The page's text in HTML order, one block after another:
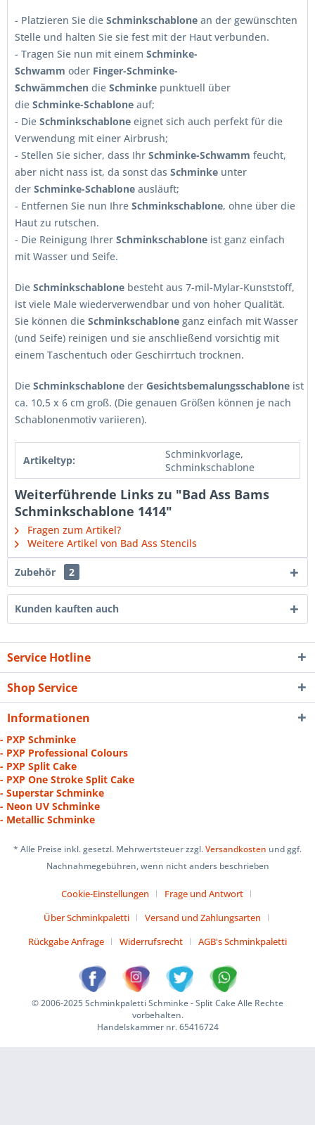
- Platzieren Sie die Schminkschablone an der gewünschten
Stelle und halten Sie sie fest mit der Haut verbunden.
- Tragen Sie nun mit einem Schminke-
Schwamm oder Finger-Schminke-
Schwämmchen die Schminke punktuell über
die Schminke-Schablone auf;
- Die Schminkschablone eignet sich auch perfekt für die
Verwendung mit einer Airbrush;
- Stellen Sie sicher, dass Ihr Schminke-Schwamm feucht,
aber nicht nass ist, da sonst das Schminke unter
der Schminke-Schablone ausläuft;
- Entfernen Sie nun Ihre Schminkschablone, ohne über die
Haut zu rutschen.
- Die Reinigung Ihrer Schminkschablone ist ganz einfach
mit Wasser und Seife.
Die Schminkschablone besteht aus 7-mil-Mylar-Kunststoff,
ist viele Male wiederverwendbar und von hoher Qualität.
Sie können die Schminkschablone ganz einfach mit Wasser
(und Seife) reinigen und sie anschließend vorsichtig mit
einem Taschentuch oder Geschirrtuch trocknen.
Die Schminkschablone der Gesichtsbemalungsschablone ist
ca. 10,5 x 6 cm groß. (Die genauen Größen können je nach
Schablonenmotiv variieren).
Artikeltyp:
Schminkvorlage,
Schminkschablone
Weiterführende Links zu "Bad Ass Bams
Schminkschablone 1414"
Fragen zum Artikel?
Weitere Artikel von Bad Ass Stencils
Zubehör 2
Kunden kauften auch
Service Hotline
Shop Service
Informationen
- PXP Schminke
- PXP Professional Colours
- PXP Split Cake
- PXP One Stroke Split Cake
- Superstar Schminke
- Neon UV Schminke
- Metallic Schminke
* Alle Preise inkl. gesetzl. Mehrwertsteuer zzgl.Versandkosten und ggf.
Nachnahmegebühren, wenn nicht anders beschrieben
Cookie-Einstellungen
Frage und Antwort
Über Schminkpaletti
Versand und Zahlungsarten
Rückgabe Anfrage
Widerrufsrecht AGB's Schminkpaletti
© 2006-2025 Schminkpaletti Schminke - Split Cake Alle Rechte
vorbehalten.
Handelskammer nr. 65416724